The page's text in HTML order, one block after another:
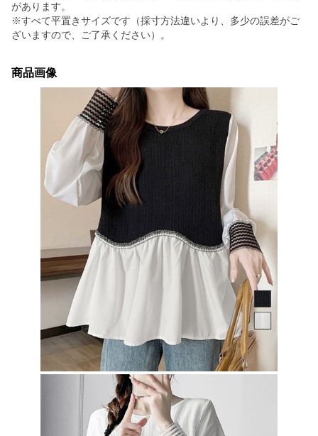
があります。
※すべて平置きサイズです（採寸方法違いより、多少の誤差がご
ざいますので、ご了承ください）。
商品画像